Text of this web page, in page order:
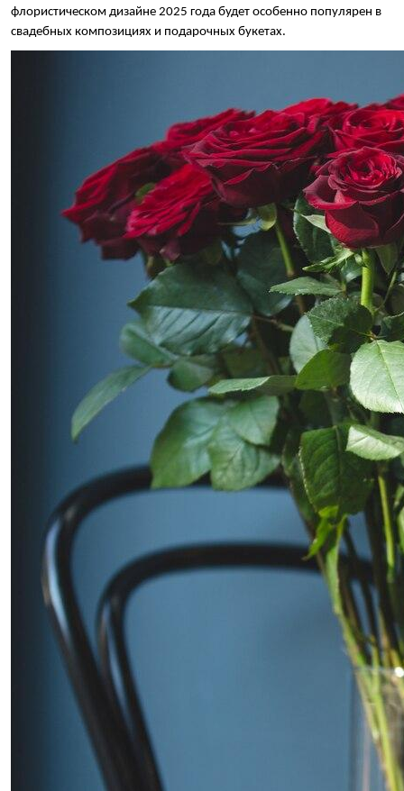
флористическом дизайне 2025 года будет особенно популярен в
свадебных композициях и подарочных букетах.